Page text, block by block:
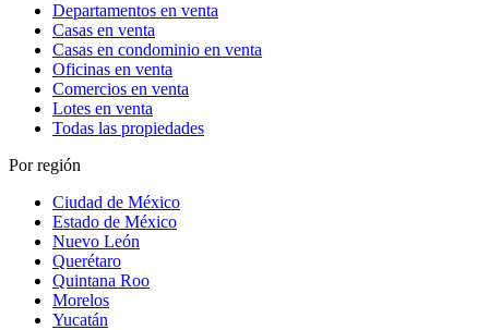
Departamentos en venta
Casas en venta
Casas en condominio en venta
Oficinas en venta
Comercios en venta
Lotes en venta
Todas las propiedades
Por región
Ciudad de México
Estado de México
Nuevo León
Querétaro
Quintana Roo
Morelos
Yucatán